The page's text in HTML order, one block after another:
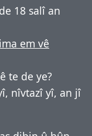
18 salî an
em vê
te de ye?
nîvtazî yî, an jî